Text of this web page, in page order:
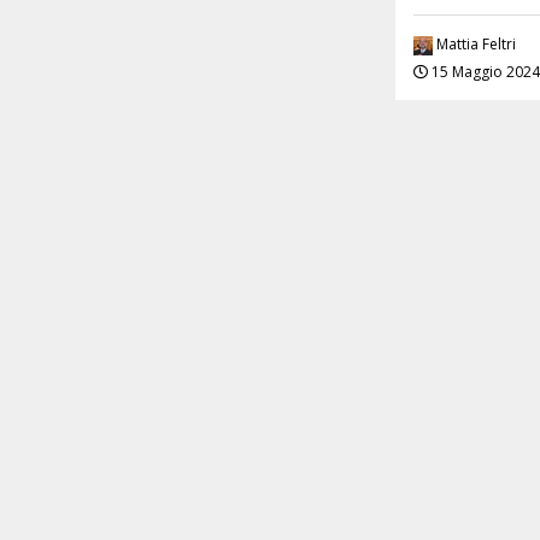
Mattia Feltri
15 Maggio 2024